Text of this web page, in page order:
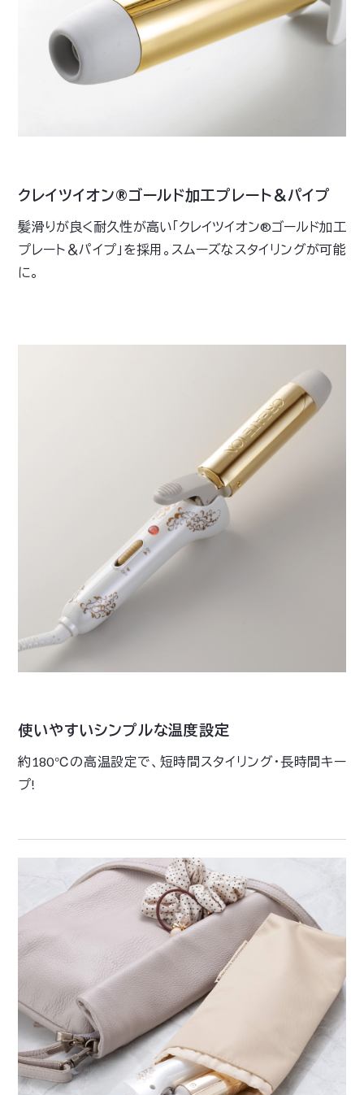
クレイツイオン®ゴールド加工プレート＆パイプ
髪滑りが良く耐久性が高い「クレイツイオン®ゴールド加工
プレート＆パイプ」を採用。スムーズなスタイリングが可能
に。
使いやすいシンプルな温度設定
約180℃の高温設定で、短時間スタイリング・長時間キー
プ!